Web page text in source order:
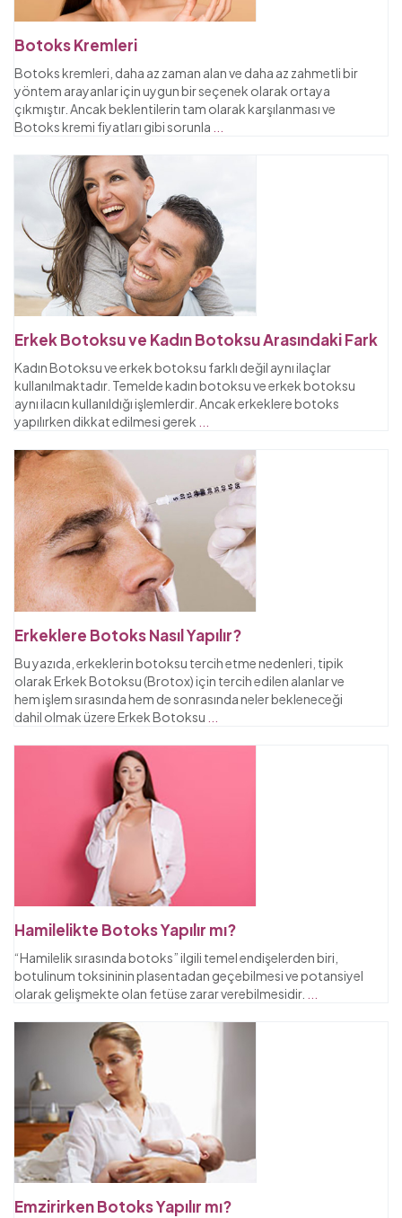
Botoks Kremleri
Botoks kremleri, daha az zaman alan ve daha az zahmetli bir
yöntem arayanlar için uygun bir seçenek olarak ortaya
çıkmıştır. Ancak beklentilerin tam olarak karşılanması ve
Botoks kremi fiyatları gibi sorunla
Erkek Botoksu ve Kadın Botoksu Arasındaki Fark
Kadın Botoksu ve erkek botoksu farklı değil aynı ilaçlar
kullanılmaktadır. Temelde kadın botoksu ve erkek botoksu
aynı ilacın kullanıldığı işlemlerdir. Ancak erkeklere botoks
yapılırken dikkat edilmesi gerek
Erkeklere Botoks Nasıl Yapılır?
Bu yazıda, erkeklerin botoksu tercih etme nedenleri, tipik
olarak Erkek Botoksu (Brotox) için tercih edilen alanlar ve
hem işlem sırasında hem de sonrasında neler bekleneceği
dahil olmak üzere Erkek Botoksu
Hamilelikte Botoks Yapılır mı?
“Hamilelik sırasında botoks” ilgili temel endişelerden biri,
botulinum toksininin plasentadan geçebilmesi ve potansiyel
olarak gelişmekte olan fetüse zarar verebilmesidir.
Emzirirken Botoks Yapılır mı?